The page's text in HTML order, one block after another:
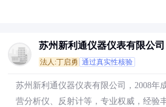
苏州新利通仪器仪表有限公司
法人:丁启勇 通过真实性核验
苏州新利通仪器仪表有限公司，2008年
营分析仪、反射计等，专业权威，经验丰